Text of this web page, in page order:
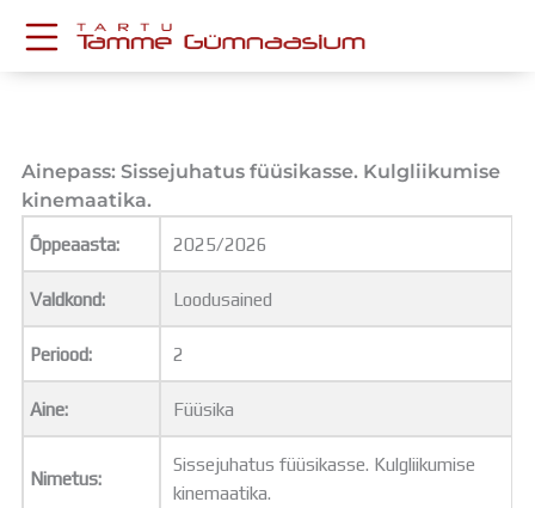
content
Postkast
Drive
Tamme TV
Tamme Leht
Kooliraadio
Koorilaul
ÕPPETÖÖ
Tunniplaan
Aastaplaan
Õppekava
Ainepassid
Huviringid
Ainepass: Sissejuhatus füüsikasse. Kulgliikumise
kinemaatika.
Õppeaasta: 2025/2026
Valdkond: Loodusained
Periood: 2
Aine: Füüsika
Nimetus:
Sissejuhatus füüsikasse. Kulgliikumise
kinemaatika.